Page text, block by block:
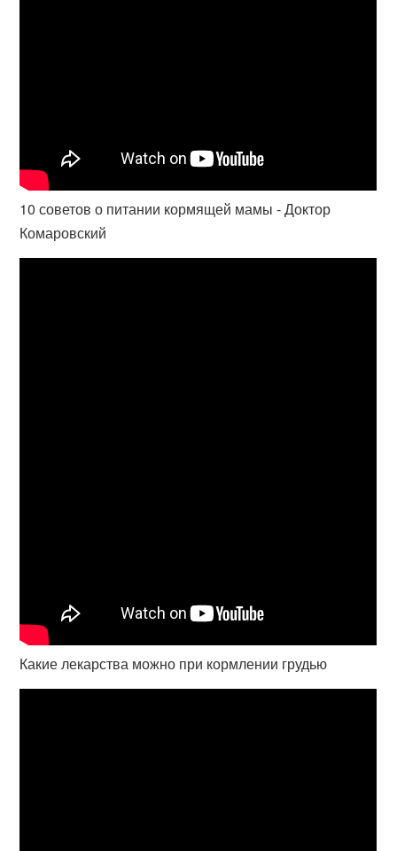
10 советов о питании кормящей мамы - Доктор
Комаровский
Какие лекарства можно при кормлении грудью